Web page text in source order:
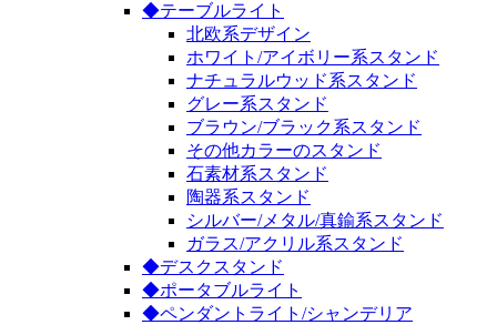
◆テーブルライト
北欧系デザイン
ホワイト/アイボリー系スタンド
ナチュラルウッド系スタンド
グレー系スタンド
ブラウン/ブラック系スタンド
その他カラーのスタンド
石素材系スタンド
陶器系スタンド
シルバー/メタル/真鍮系スタンド
ガラス/アクリル系スタンド
◆デスクスタンド
◆ポータブルライト
◆ペンダントライト/シャンデリア